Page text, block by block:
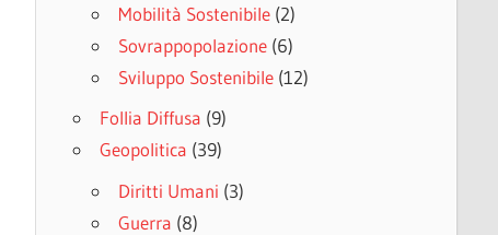
Mobilità Sostenibile(2)
Sovrappopolazione(6)
Sviluppo Sostenibile(12)
Follia Diffusa (9)
Geopolitica (39)
Diritti Umani (3)
Guerra (8)